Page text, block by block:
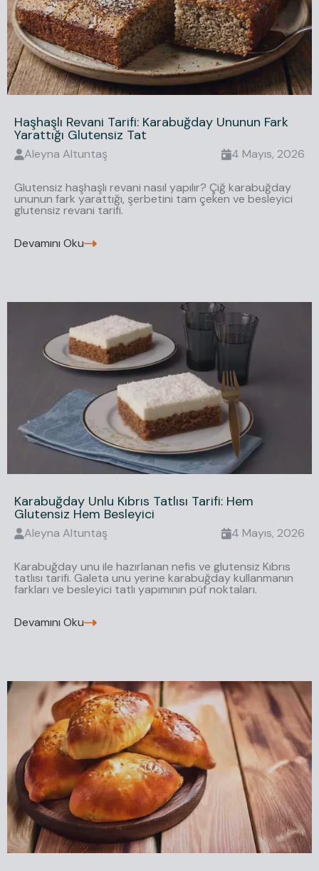
Haşhaşlı Revani Tarifi: Karabuğday Ununun Fark
Yarattığı Glutensiz Tat
Aleyna Altuntaş 4 Mayıs, 2026
Glutensiz haşhaşlı revani nasıl yapılır? Çiğ karabuğday
ununun fark yarattığı, şerbetini tam çeken ve besleyici
glutensiz revani tarifi.
Devamını Oku
Karabuğday Unlu Kıbrıs Tatlısı Tarifi: Hem
Glutensiz Hem Besleyici
Aleyna Altuntaş 4 Mayıs, 2026
Karabuğday unu ile hazırlanan nefis ve glutensiz Kıbrıs
tatlısı tarifi. Galeta unu yerine karabuğday kullanmanın
farkları ve besleyici tatlı yapımının püf noktaları.
Devamını Oku